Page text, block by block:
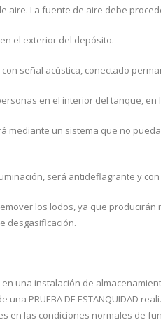
aire. La fuente de aire debe
el exterior del depósito.
señal acústica, conectado
en el interior del tanque,
mediante un sistema que no
será antideflagrante y
los lodos, ya que
desgasificación.
una instalación de
una PRUEBA DE ESTANQUIDAD
en las condiciones normales de